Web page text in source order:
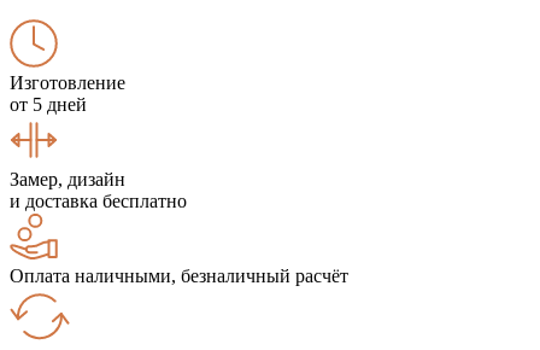
Изготовление
от 5 дней
Замер, дизайн
и доставка бесплатно
Оплата наличными, безналичный расчёт